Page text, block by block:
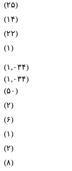
(۲۵)
(۱۴)
(۲۲)
(۱)
(۱,۰۳۴)
(۱,۰۳۴)
(۵۰)
(۲)
(۶)
(۱)
(۲)
(۸)